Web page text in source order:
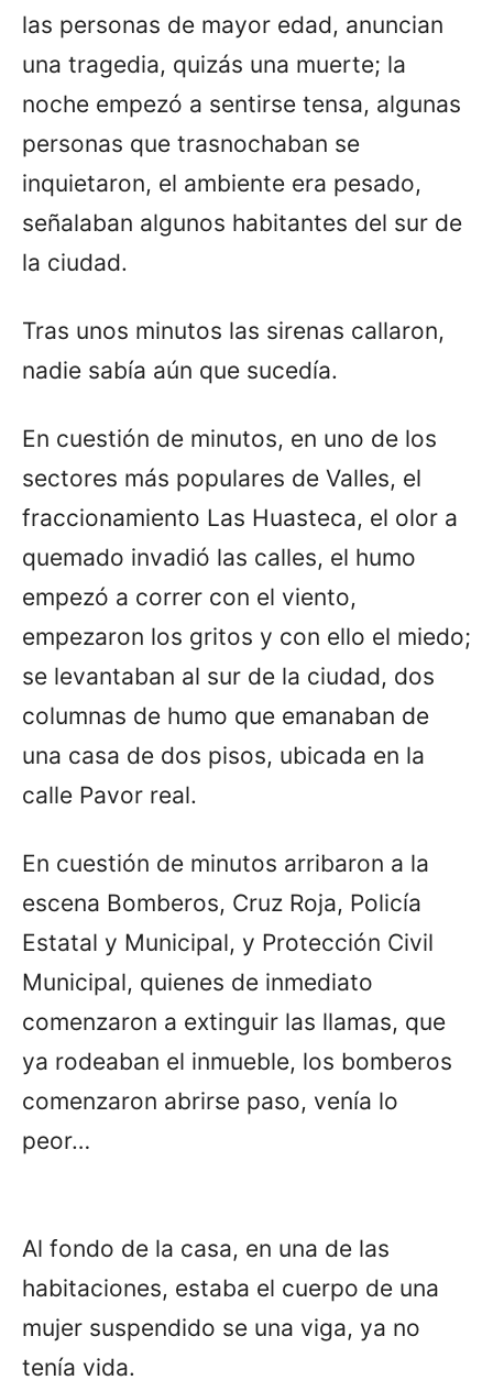
las personas de mayor edad, anuncian
una tragedia, quizás una muerte; la
noche empezó a sentirse tensa, algunas
personas que trasnochaban se
inquietaron, el ambiente era pesado,
señalaban algunos habitantes del sur de
la ciudad.
Tras unos minutos las sirenas callaron,
nadie sabía aún que sucedía.
En cuestión de minutos, en uno de los
sectores más populares de Valles, el
fraccionamiento Las Huasteca, el olor a
quemado invadió las calles, el humo
empezó a correr con el viento,
empezaron los gritos y con ello el miedo;
se levantaban al sur de la ciudad, dos
columnas de humo que emanaban de
una casa de dos pisos, ubicada en la
calle Pavor real.
En cuestión de minutos arribaron a la
escena Bomberos, Cruz Roja, Policía
Estatal y Municipal, y Protección Civil
Municipal, quienes de inmediato
comenzaron a extinguir las llamas, que
ya rodeaban el inmueble, los bomberos
comenzaron abrirse paso, venía lo
peor…
Al fondo de la casa, en una de las
habitaciones, estaba el cuerpo de una
mujer suspendido se una viga, ya no
tenía vida.